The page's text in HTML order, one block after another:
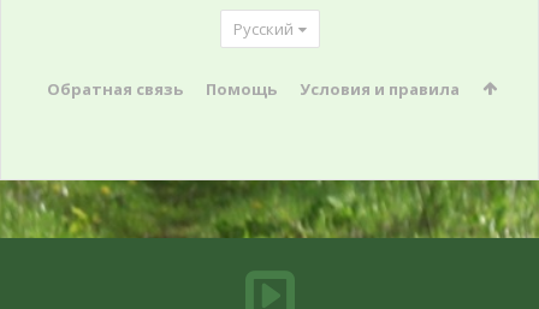
Русский
Обратная связь Помощь Условия и правила